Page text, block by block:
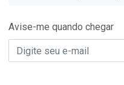
Avise-me quando chegar